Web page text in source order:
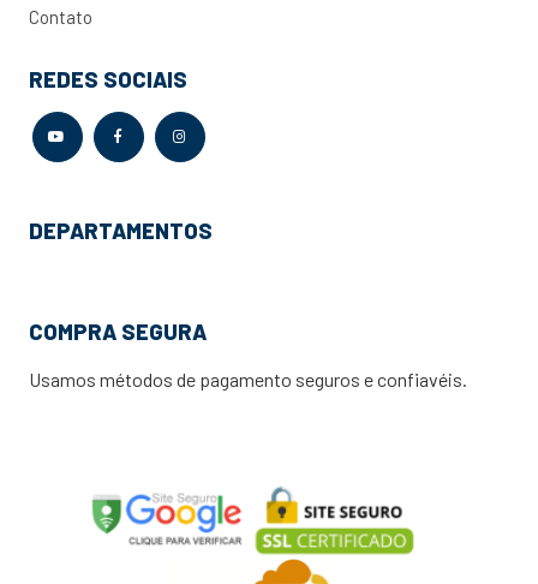
Contato
REDES SOCIAIS
DEPARTAMENTOS
COMPRA SEGURA
Usamos métodos de pagamento seguros e confiavéis.